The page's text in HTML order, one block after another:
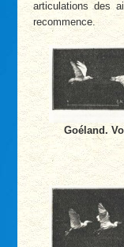
articulations des
recommence.
Goéland.